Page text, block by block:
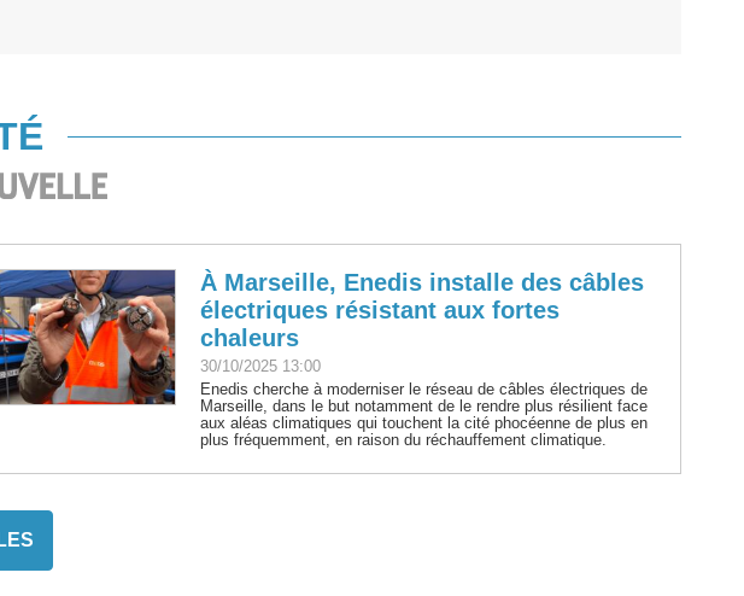
À Marseille, Enedis installe des câbles
électriques résistant aux fortes
chaleurs
30/10/2025 13:00
Enedis cherche à moderniser le réseau de câbles électriques de
Marseille, dans le but notamment de le rendre plus résilient face
aux aléas climatiques qui touchent la cité phocéenne de plus en
plus fréquemment, en raison du réchauffement climatique.